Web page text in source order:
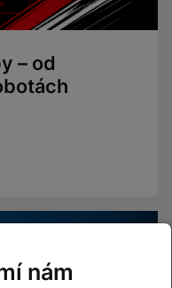
– od
nám